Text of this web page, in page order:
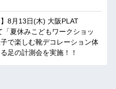
】8月13日(木) 大阪PLAT
「夏休みこどもワークショッ
で楽しむ靴デコレーション体
足の計測会を実施！！